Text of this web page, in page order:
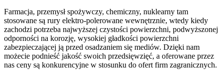
Farmacja, przemysł spożywczy, chemiczny, nuklearny tam
stosowane są rury elektro-polerowane wewnętrznie, wtedy kiedy
zachodzi potrzeba najwyższej czystości powierzchni, podwyższonej
odporności na korozję, wysokiej gładkości powierzchni
zabezpieczającej ją przed osadzaniem się mediów. Dzięki nam
możecie podnieść jakość swoich przedsięwzięć, a oferowane przez
nas ceny są konkurencyjne w stosunku do ofert firm zagranicznych.